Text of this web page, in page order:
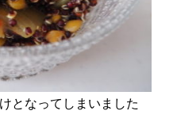
となってしまいました